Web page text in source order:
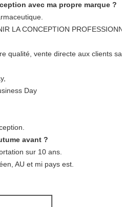
avec ma propre marque ?
LA CONCEPTION
qualité, vente directe aux clients
Day
avant ?
sur 10 ans.
AU et mi pays est.